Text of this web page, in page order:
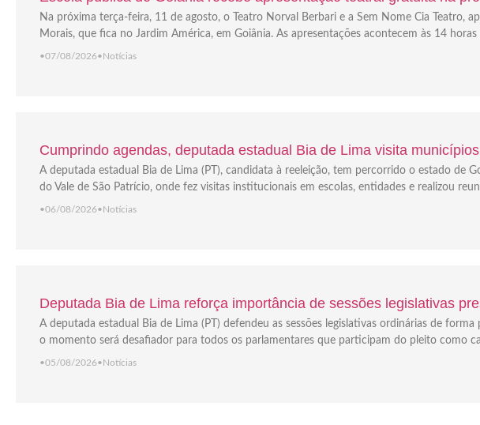
Na próxima terça-feira, 11 de agosto, o Teatro Norval Berbari e a Sem Nome Cia Teatro,
Morais, que fica no Jardim América, em Goiânia. As apresentações acontecem às 14
•07/08/2026•Notícias
Cumprindo agendas, deputada estadual Bia de Lima visita
A deputada estadual Bia de Lima (PT), candidata à reeleição, tem percorrido o estado de
do Vale de São Patrício, onde fez visitas institucionais em escolas, entidades e realizou
•06/08/2026•Notícias
Deputada Bia de Lima reforça importância de sessões legislativas
A deputada estadual Bia de Lima (PT) defendeu as sessões legislativas ordinárias de
o momento será desafiador para todos os parlamentares que participam do pleito como
•05/08/2026•Notícias